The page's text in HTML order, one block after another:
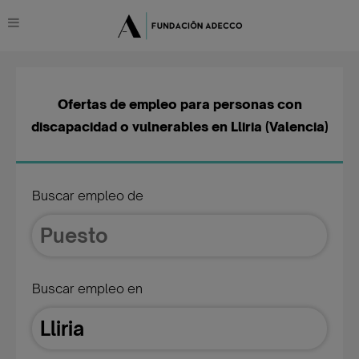
Buscar empleo de
Buscar empleo en
Ofertas de empleo para personas con
discapacidad o vulnerables en Lliria (Valencia)